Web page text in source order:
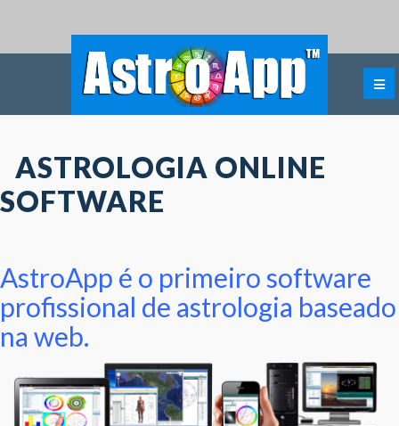
ASTROLOGIA ONLINE
SOFTWARE
AstroApp é o primeiro software
profissional de astrologia baseado
na web.